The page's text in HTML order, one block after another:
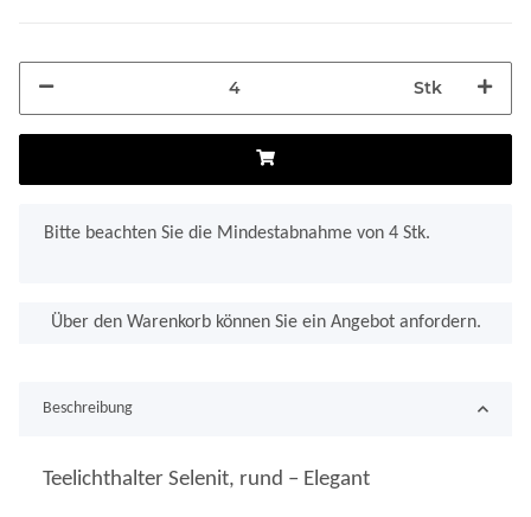
Stk
xBitte beachten Sie die Mindestabnahme von 4 Stk.
Über den Warenkorb können Sie ein Angebot anfordern.
Beschreibung
Teelichthalter Selenit, rund – Elegant